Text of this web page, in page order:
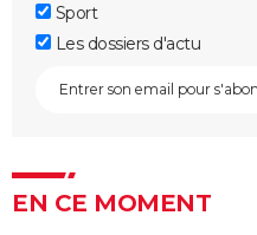
Sport
Les dossiers d'actu
EN CE MOMENT